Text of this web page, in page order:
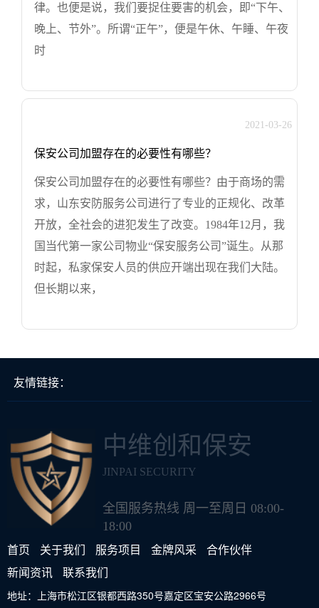
律。也便是说，我们要捉住要害的机会，即“下午、
晚上、节外”。所谓“正午”，便是午休、午睡、午夜
时
保安公司加盟存在的必要性有哪些？
2021-03-26
保安公司加盟存在的必要性有哪些？由于商场的需
求，山东安防服务公司进行了专业的正规化、改革
开放，全社会的进犯发生了改变。1984年12月，我
国当代第一家公司物业“保安服务公司”诞生。从那
时起，私家保安人员的供应开端出现在我们大陆。
但长期以来，
友情链接：
中维创和保安
JINPAI SECURITY
全国服务热线 周一至周日 08:00-
18:00
首页 关于我们 服务项目 金牌风采
合作伙伴
新闻资讯
联系我们
地址：上海市松江区银都西路350号嘉定区宝安公路2966号